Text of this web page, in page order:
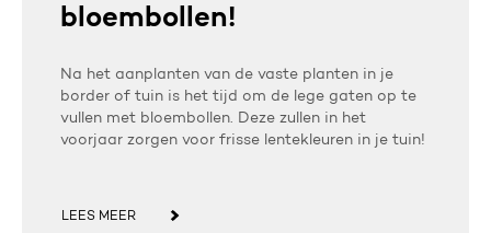
bloembollen!
Na het aanplanten van de vaste planten in je
border of tuin is het tijd om de lege gaten op te
vullen met bloembollen. Deze zullen in het
voorjaar zorgen voor frisse lentekleuren in je tuin!
LEES MEER